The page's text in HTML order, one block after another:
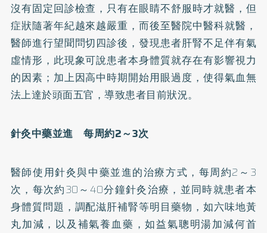
沒有固定回診檢查，只有在眼睛不舒服時才就醫，但
症狀隨著年紀越來越嚴重，而後至醫院中醫科就醫，
醫師進行望聞問切四診後，發現患者肝腎不足伴有氣
虛情形，此現象可說患者本身體質就存在有影響視力
的因素；加上因高中時期開始用眼過度，使得氣血無
法上達於頭面五官，導致患者目前狀況。
針灸中藥並進 每周約2～3次
醫師使用針灸與中藥並進的治療方式，每周約2～3
次，每次約30～40分鐘針灸治療，並同時就患者本
身體質問題，調配滋肝補腎等明目藥物，如六味地黃
丸加減，以及補氣養血藥，如益氣聰明湯加減何首